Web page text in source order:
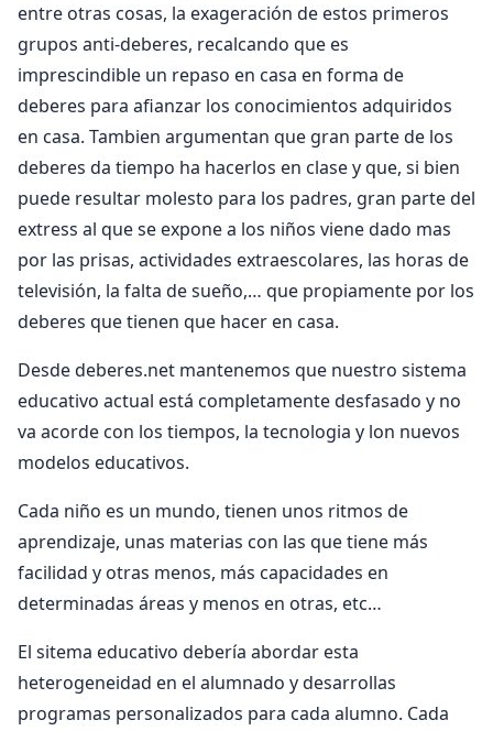
entre otras cosas, la exageración de estos primeros
grupos anti-deberes, recalcando que es
imprescindible un repaso en casa en forma de
deberes para afianzar los conocimientos adquiridos
en casa. Tambien argumentan que gran parte de los
deberes da tiempo ha hacerlos en clase y que, si bien
puede resultar molesto para los padres, gran parte del
extress al que se expone a los niños viene dado mas
por las prisas, actividades extraescolares, las horas de
televisión, la falta de sueño,… que propiamente por los
deberes que tienen que hacer en casa.
Desde deberes.net mantenemos que nuestro sistema
educativo actual está completamente desfasado y no
va acorde con los tiempos, la tecnologia y lon nuevos
modelos educativos.
Cada niño es un mundo, tienen unos ritmos de
aprendizaje, unas materias con las que tiene más
facilidad y otras menos, más capacidades en
determinadas áreas y menos en otras, etc…
El sitema educativo debería abordar esta
heterogeneidad en el alumnado y desarrollas
programas personalizados para cada alumno. Cada